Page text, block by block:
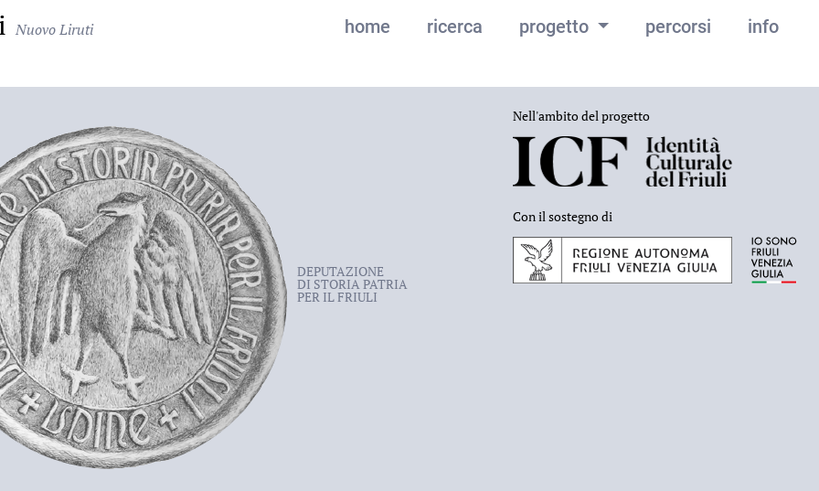
Nuovo Liruti home ricerca progetto percorsi info
DEPUTAZIONE
DI STORIA PATRIA
PER IL FRIULI
Nell'ambito del progetto
Con il sostegno di